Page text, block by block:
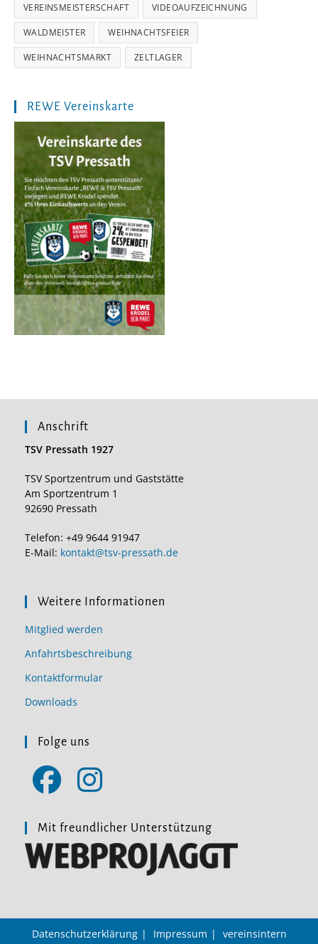
VEREINSMEISTERSCHAFT VIDEOAUFZEICHNUNG
WALDMEISTER WEIHNACHTSFEIER
WEIHNACHTSMARKT ZELTLAGER
REWE Vereinskarte
Anschrift
TSV Pressath 1927
TSV Sportzentrum und Gaststätte
Am Sportzentrum 1
92690 Pressath
Telefon: +49 9644 91947
E-Mail: kontakt@tsv-pressath.de
Weitere Informationen
Mitglied werden
Anfahrtsbeschreibung
Kontaktformular
Downloads
Folge uns
in
a
new
tab
a
new
tab
Mit freundlicher Unterstützung
Datenschutzerklärung Impressum vereinsintern